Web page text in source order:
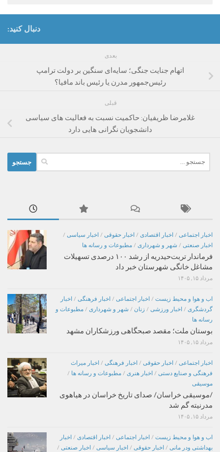
دنبال کنید:
بعدی
اتهام جنایت جنگی؛ سایه‌ای سنگین بر دولت ترامپ
رئیس‌جمهور مدرن یا رئیس باند مافیا؟
قبلی
غلامرضا ظریفیان: حاکمیت نسبت به فعالیت های سیاسی
دانشجویان نگرانی هایی دارد
برای:
اخبار اجتماعی / اخبار اقتصادی / اخبار حقوقی / اخبار سیاسی /
اخبار صنعتی / شهر و شهرداری / مطبوعات و رسانه ها
فرماندار تربت‌حیدریه از رشد ۱۰۰ درصدی تسهیلات
مشاغل خانگی شهرستان خبر داد
مرداد ۱۵, ۱۴۰۵
اب و هوا و محیط زیست / اخبار اجتماعی / اخبار فرهنگی / اخبار
گردشگری / اخبار ورزشی / زنان / شهر و شهرداری / مطبوعات و
رسانه ها
بوستان ملت؛ مقصد صبحگاهی ورزشکاران مشهد
مرداد ۱۵, ۱۴۰۵
اخبار اجتماعی / اخبار حقوقی / اخبار فرهنگی / اخبار میراث
فرهنگی و صنایع دستی / اخبار هنری / مطبوعات و رسانه ها /
موسیقی
/موسیقی خراسان/ صدای تاریخ خراسان در هیاهوی
مدرنیته گم شد
مرداد ۱۵, ۱۴۰۵
اب و هوا و محیط زیست / اخبار اجتماعی / اخبار اقتصادی / اخبار
بهداشتی ودر مانی / اخبار حقوقی / اخبار سیاسی / اخبار صنعتی /